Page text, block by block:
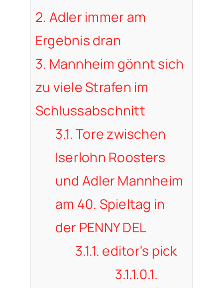
2. Adler immer am
Ergebnis dran
3. Mannheim gönnt sich
zu viele Strafen im
Schlussabschnitt
3.1.Tore zwischen
Iserlohn Roosters
und Adler Mannheim
am 40. Spieltag in
der PENNY DEL
3.1.1. editor's pick
3.1.1.0.1.